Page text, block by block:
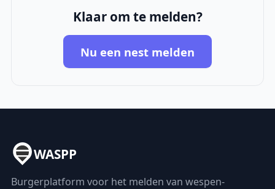
Klaar om te melden?
Nu een nest melden
WASPP
Burgerplatform voor het melden van wespen-